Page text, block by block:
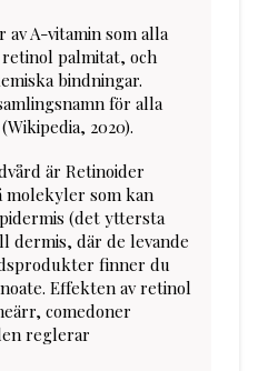
A-vitamin som alla
palmitat, och
bindningar.
för alla
2020).
är Retinoider
molekyler som kan
(det yttersta
dermis, där de levande
finner du
Effekten av retinol
comedoner
reglerar